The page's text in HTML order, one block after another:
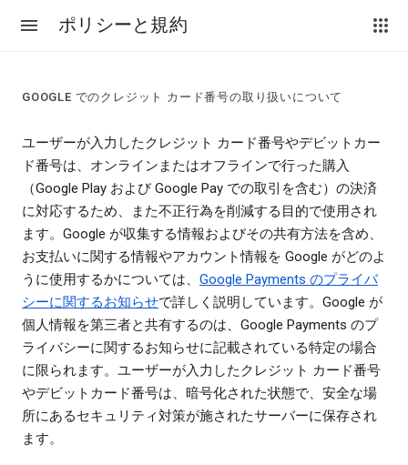
ポリシーと規約
GOOGLE でのクレジット カード番号の取り扱いについて
ユーザーが入力したクレジット カード番号やデビットカー
ド番号は、オンラインまたはオフラインで行った購入
（Google Play および Google Pay での取引を含む）の決済
に対応するため、また不正行為を削減する目的で使用され
ます。Google が収集する情報およびその共有方法を含め、
お支払いに関する情報やアカウント情報を Google がどのよ
うに使用するかについては、 Google Payments のプライバ
シーに関するお知らせで詳しく説明しています。Google が
個人情報を第三者と共有するのは、Google Payments のプ
ライバシーに関するお知らせに記載されている特定の場合
に限られます。ユーザーが入力したクレジット カード番号
やデビットカード番号は、暗号化された状態で、安全な場
所にあるセキュリティ対策が施されたサーバーに保存され
ます。